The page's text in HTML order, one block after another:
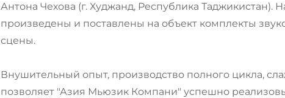
Антона Чехова (г. Худжанд, Республика
произведены и поставлены на объект комплекты
сцены.
Внушительный опыт, производство полного цикла,
позволяет "Азия Мьюзик Компани" успешно